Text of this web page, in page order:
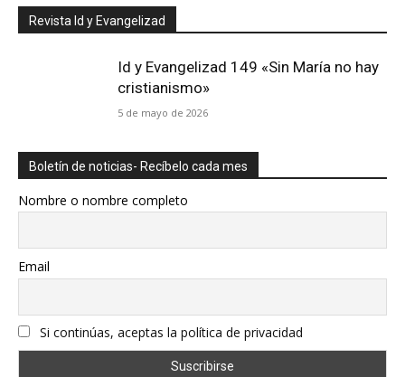
Revista Id y Evangelizad
Id y Evangelizad 149 «Sin María no hay
cristianismo»
5 de mayo de 2026
Boletín de noticias- Recíbelo cada mes
Nombre o nombre completo
Email
Si continúas, aceptas la política de privacidad